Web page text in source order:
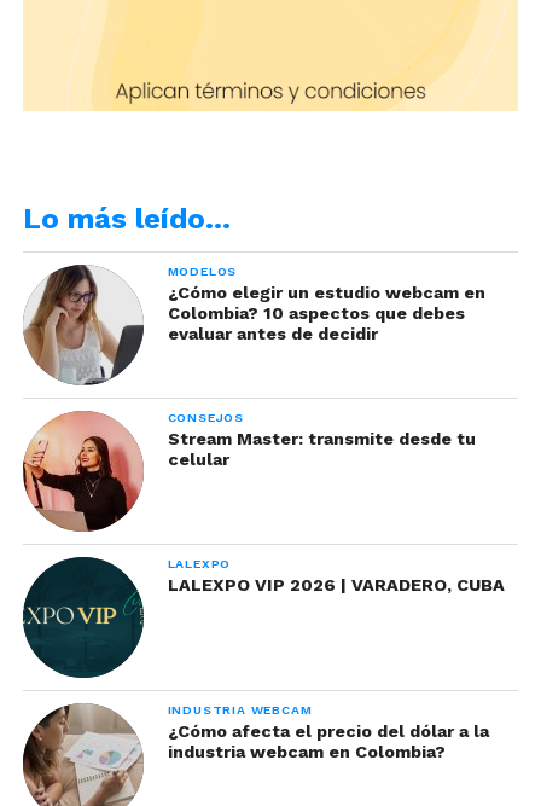
Es posible que en ocasiones no seas consciente de
tus movimientos, tus miradas y hasta la forma de
comportarte. Pero eso es lo que estás
transmitiendo a los usuarios, así que debes ser
Al principio te costará un poco de esfuerzo, pero
solo es cuestión de práctica y hasta te servirá para
tu vida personal.
Etapas de una modelo
webcam para ser exitosa
Lo más leído…
MODELOS
¿Cómo elegir un estudio webcam en
Colombia? 10 aspectos que debes
evaluar antes de decidir
CONSEJOS
Stream Master: transmite desde tu
celular
LALEXPO
LALEXPO VIP 2026 | VARADERO, CUBA
INDUSTRIA WEBCAM
¿Cómo afecta el precio del dólar a la
industria webcam en Colombia?